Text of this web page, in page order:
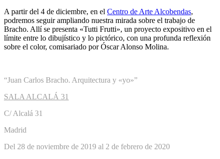
A partir del 4 de diciembre, en el Centro de Arte Alcobendas,
podremos seguir ampliando nuestra mirada sobre el trabajo de
Bracho. Allí se presenta «Tutti Frutti», un proyecto expositivo en el
límite entre lo dibujístico y lo pictórico, con una profunda reflexión
sobre el color, comisariado por Óscar Alonso Molina.
“Juan Carlos Bracho. Arquitectura y «yo»”
SALA ALCALÁ 31
C/ Alcalá 31
Madrid
Del 28 de noviembre de 2019 al 2 de febrero de 2020